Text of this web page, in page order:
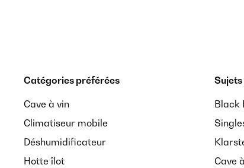
Catégories préférées
Cave à vin
Climatiseur mobile
Déshumidificateur
Hotte îlot
Black
Cave